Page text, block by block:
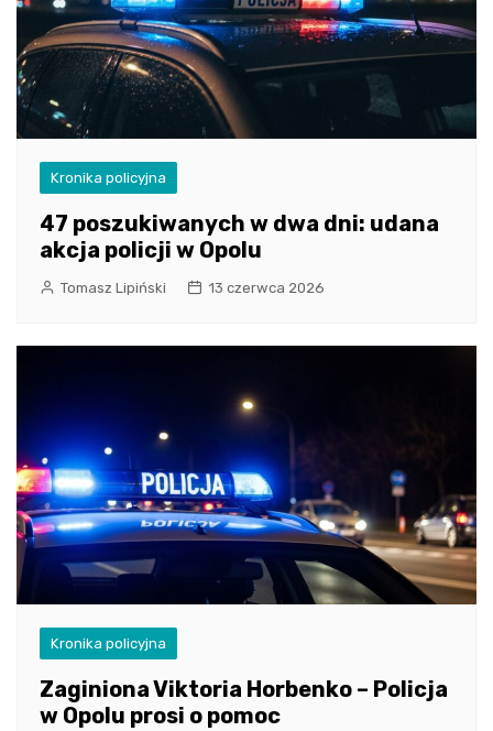
Kronika policyjna
47 poszukiwanych w dwa dni: udana
akcja policji w Opolu
Tomasz Lipiński 13 czerwca 2026
Kronika policyjna
Zaginiona Viktoria Horbenko – Policja
w Opolu prosi o pomoc